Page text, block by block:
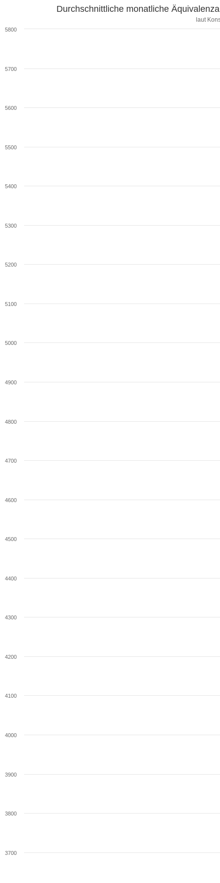
Durchschnittliche monatliche
laut
3800
4000
4200
4400
4600
4800
5000
5200
5400
5600
5800
3700
3900
4100
4300
4500
4700
4900
5100
5300
5500
5700